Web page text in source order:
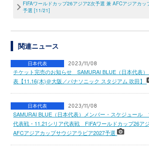
FIFAワールドカップ26アジア2次予選 兼 AFCアジアカ
予選 [11/21]
関連ニュース
日本代表 2023/11/08
チケット完売のお知らせ SAMURAI BLUE（日本代表
表【11.16(木)＠大阪／パナソニック スタジアム 吹田】
日本代表 2023/11/08
SAMURAI BLUE（日本代表）メンバー・スケジュール
代表戦・11.21シリア代表戦 FIFAワールドカップ26ア
AFCアジアカップサウジアラビア2027予選